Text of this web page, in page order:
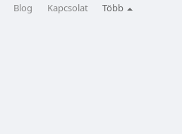
Blog Kapcsolat Több